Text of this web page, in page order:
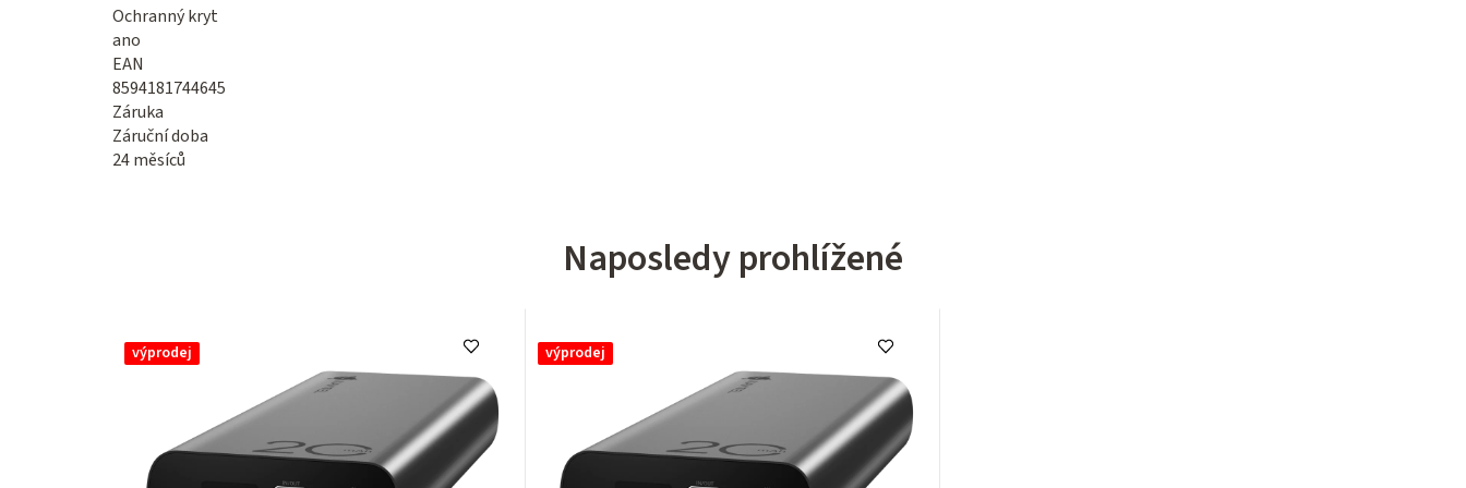
Ochranný kryt
ano
EAN
8594181744645
Záruka
Záruční doba
24 měsíců
Naposledy prohlížené
výprodej výprodej